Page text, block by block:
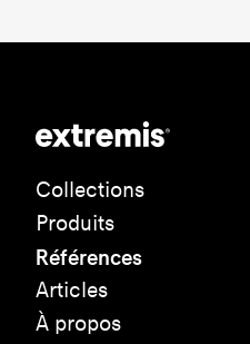
Collections
Produits
Références
Articles
À propos